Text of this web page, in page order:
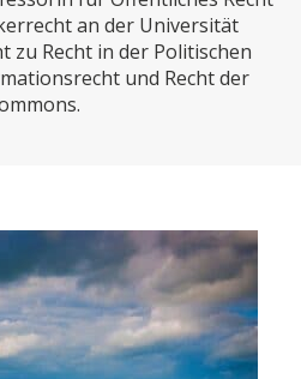
LOGIN
FOR FUTURE
an der Universität
zu Recht in der Politischen
und Recht der